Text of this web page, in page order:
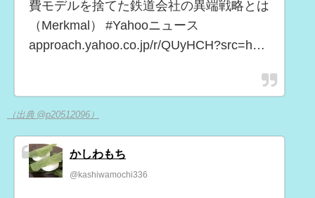
費モデルを捨てた鉄道会社の異端戦略とは
（Merkmal） #Yahooニュース
approach.yahoo.co.jp/r/QUyHCH?src=h…
（出典 @p20512096）
かしわもち
@kashiwamochi336